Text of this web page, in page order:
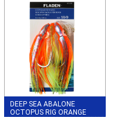
DEEP SEA ABALONE
OCTOPUS RIG ORANGE